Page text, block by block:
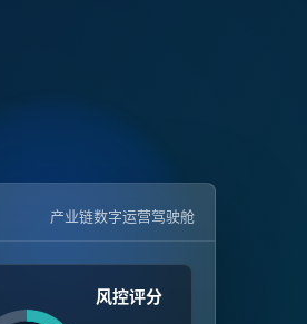
产业链数字运营驾驶舱
风控评分